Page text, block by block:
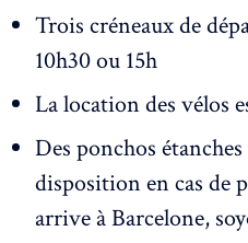
Trois créneaux de
10h30 ou 15h
La location des vélos
Des ponchos
disposition en cas de
arrive à Barcelone,